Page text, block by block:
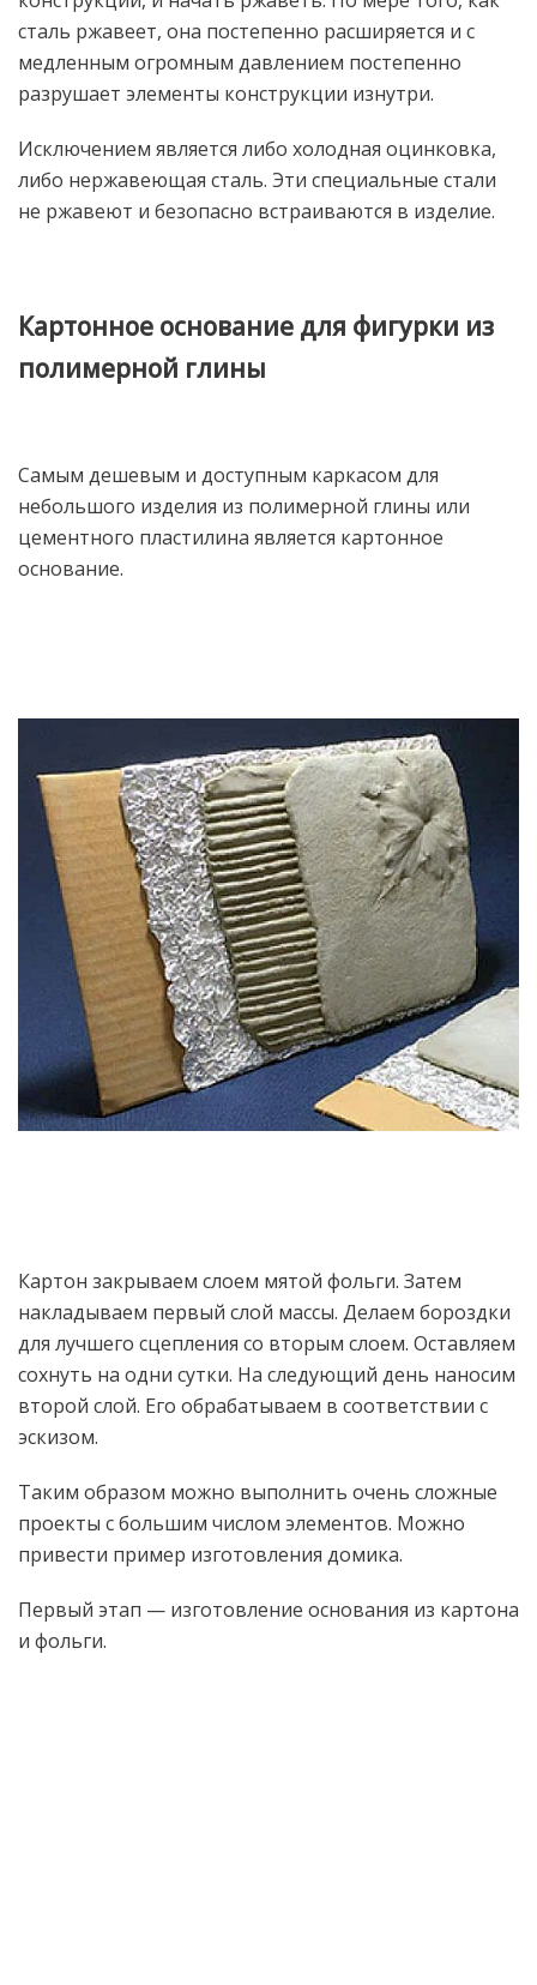
сталь ржавеет, она постепенно расширяется и с
медленным огромным давлением постепенно
разрушает элементы конструкции изнутри.
Исключением является либо холодная оцинковка,
либо нержавеющая сталь. Эти специальные стали
не ржавеют и безопасно встраиваются в изделие.
Картонное основание для фигурки из
полимерной глины
Самым дешевым и доступным каркасом для
небольшого изделия из полимерной глины или
цементного пластилина является картонное
основание.
Картон закрываем слоем мятой фольги. Затем
накладываем первый слой массы. Делаем бороздки
для лучшего сцепления со вторым слоем. Оставляем
сохнуть на одни сутки. На следующий день наносим
второй слой. Его обрабатываем в соответствии с
эскизом.
Таким образом можно выполнить очень сложные
проекты с большим числом элементов. Можно
привести пример изготовления домика.
Первый этап — изготовление основания из картона
и фольги.